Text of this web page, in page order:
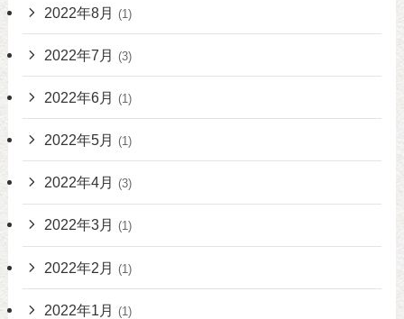
2022年8月 (1)
2022年7月 (3)
2022年6月 (1)
2022年5月 (1)
2022年4月 (3)
2022年3月 (1)
2022年2月 (1)
2022年1月 (1)